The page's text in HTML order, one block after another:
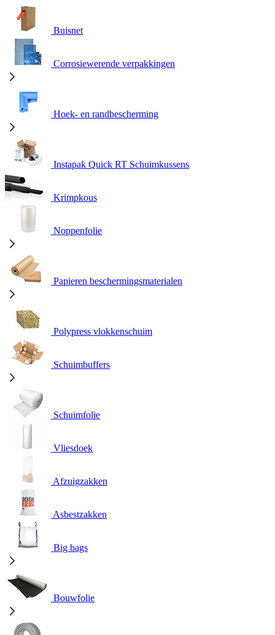
Buisnet
Corrosiewerende verpakkingen
Hoek- en randbescherming
Instapak Quick RT Schuimkussens
Krimpkous
Noppenfolie
Papieren beschermingsmaterialen
Polypress vlokkenschuim
Schuimbuffers
Schuimfolie
Vliesdoek
Afzuigzakken
Asbestzakken
Big bags
Bouwfolie